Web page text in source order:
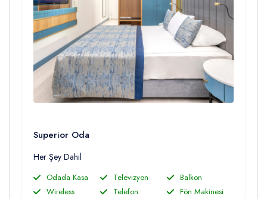
Superior Oda
Her Şey Dahil
Odada Kasa Televizyon
Balkon
Wireless
Telefon
Fön Makinesi